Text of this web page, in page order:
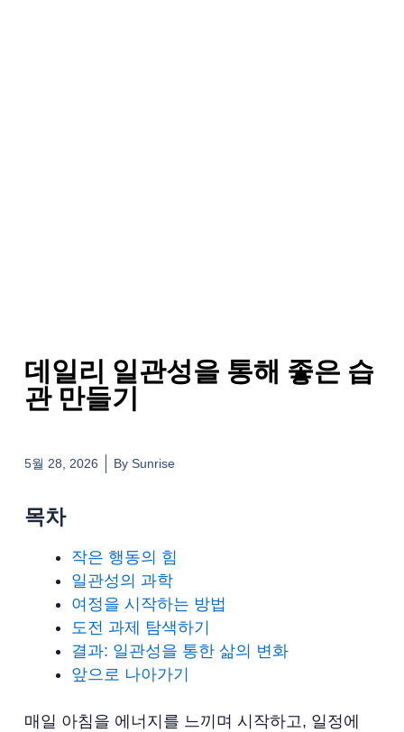
데일리 일관성을 통해 좋은 습
관 만들기
5월 28, 2026 BySunrise
목차
작은 행동의 힘
일관성의 과학
여정을 시작하는 방법
도전 과제 탐색하기
결과: 일관성을 통한 삶의 변화
앞으로 나아가기
매일 아침을 에너지를 느끼며 시작하고, 일정에